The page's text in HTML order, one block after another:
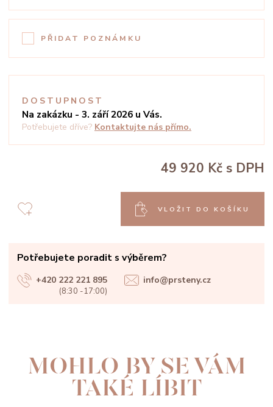
PŘIDAT POZNÁMKU
DOSTUPNOST
Na zakázku - 3. září 2026 u Vás.
Potřebujete dříve? Kontaktujte nás přímo.
49 920 Kč s DPH
VLOŽIT DO KOŠÍKU
Potřebujete poradit s výběrem?
+420 222 221 895
(8:30 -17:00)
info@prsteny.cz
MOHLO BY SE VÁM
TAKÉ LÍBIT